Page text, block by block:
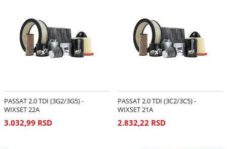
PASSAT 2.0 TDI (3G2/3G5) -
WIXSET 22A
3.032,99 RSD
PASSAT 2.0 TDI (3C2/3C5) -
WIXSET 21A
2.832,22 RSD